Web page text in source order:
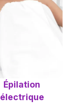
Épilation
électrique